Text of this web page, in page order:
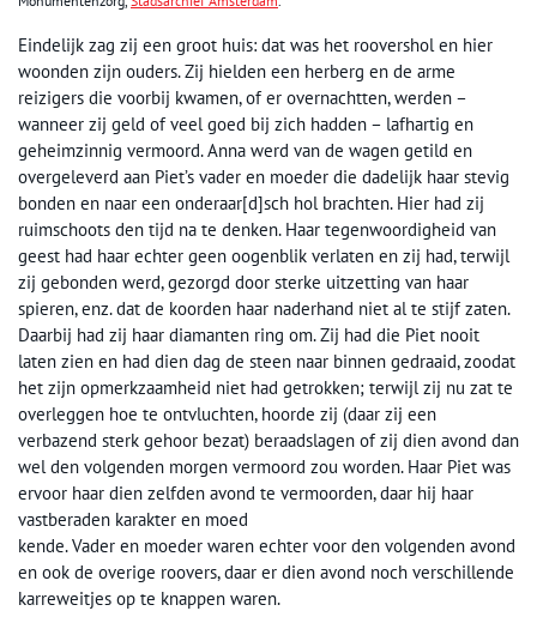
Eindelijk zag zij een groot huis: dat was het roovershol en hier
woonden zijn ouders. Zij hielden een herberg en de arme
reizigers die voorbij kwamen, of er overnachtten, werden –
wanneer zij geld of veel goed bij zich hadden – lafhartig en
geheimzinnig vermoord. Anna werd van de wagen getild en
overgeleverd aan Piet’s vader en moeder die dadelijk haar stevig
bonden en naar een onderaar[d]sch hol brachten. Hier had zij
ruimschoots den tijd na te denken. Haar tegenwoordigheid van
geest had haar echter geen oogenblik verlaten en zij had, terwijl
zij gebonden werd, gezorgd door sterke uitzetting van haar
spieren, enz. dat de koorden haar naderhand niet al te stijf zaten.
Daarbij had zij haar diamanten ring om. Zij had die Piet nooit
laten zien en had dien dag de steen naar binnen gedraaid, zoodat
het zijn opmerkzaamheid niet had getrokken; terwijl zij nu zat te
overleggen hoe te ontvluchten, hoorde zij (daar zij een
verbazend sterk gehoor bezat) beraadslagen of zij dien avond dan
wel den volgenden morgen vermoord zou worden. Haar Piet was
ervoor haar dien zelfden avond te vermoorden, daar hij haar
vastberaden karakter en moed
kende. Vader en moeder waren echter voor den volgenden avond
en ook de overige roovers, daar er dien avond noch verschillende
karreweitjes op te knappen waren.